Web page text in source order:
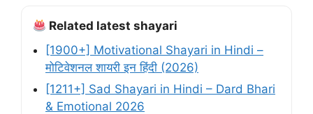
Related latest shayari
[1900+] Motivational Shayari in Hindi –
मोटिवेशनल शायरी इन हिंदी (2026)
[1211+] Sad Shayari in Hindi – Dard Bhari
& Emotional 2026